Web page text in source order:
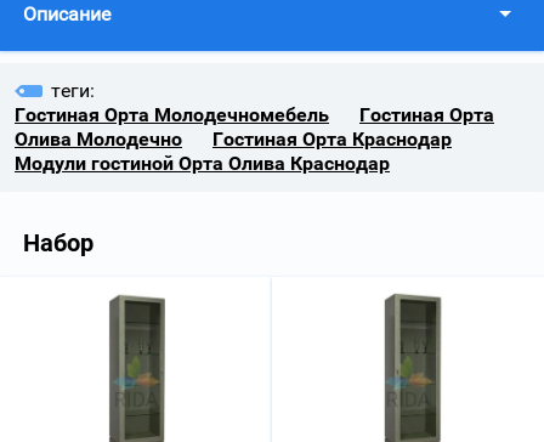
Описание
теги:
Гостиная Орта Молодечномебель
Гостиная Орта
Олива Молодечно
Гостиная Орта Краснодар
Модули гостиной Орта Олива Краснодар
Набор